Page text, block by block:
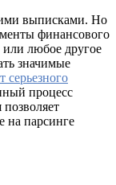
выписками. Но
финансового
или любое другое
значимые
серьезного
процесс
на парсинге